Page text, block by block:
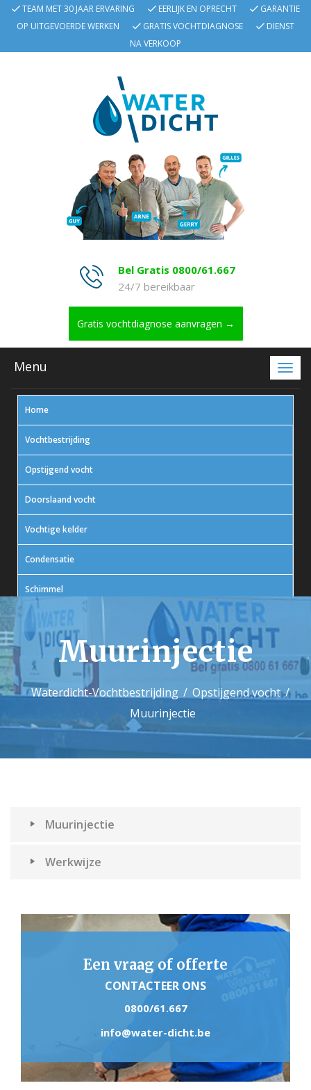
TEAM MET 30 JAAR ERVARING EERLIJK EN OPRECHT
GARANTIE
OP UITGEVOERDE WERKEN
GRATIS VOCHTDIAGNOSE
DIENST
NA VERKOOP
Bel Gratis 0800/61.667
24/7 bereikbaar
Gratis vochtdiagnose aanvragen →
Menu
Home
Vochtbestrijding
Opstijgend vocht
Doorslaand vocht
Vochtige kelder
Condensatie
Schimmel
Contact Muurinjectie
Waterdicht-Vochtbestrijding
Opstijgend vocht
Muurinjectie
Muurinjectie
Werkwijze
Een vraag of offerte
CONTACTEER ONS
0800/61.667
info@water-dicht.be